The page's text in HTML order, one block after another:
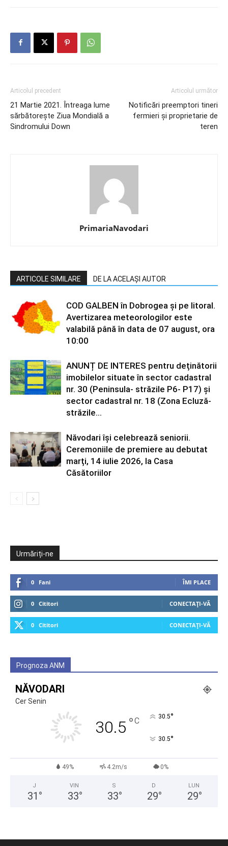
Articolul precedent
21 Martie 2021. Întreaga lume
sărbătorește Ziua Mondială a
Sindromului Down
Articolul următor
Notificări preemptori tineri
fermieri și proprietarie de
teren
PrimariaNavodari
ARTICOLE SIMILARE DE LA ACELAȘI AUTOR
COD GALBEN în Dobrogea și pe litoral.
Avertizarea meteorologilor este
valabilă până în data de 07 august, ora
10:00
ANUNȚ DE INTERES pentru deținătorii
imobilelor situate în sector cadastral
nr. 30 (Peninsula- străzile P6- P17) și
sector cadastral nr. 18 (Zona Ecluză-
străzile...
Năvodari își celebrează seniorii.
Ceremoniile de premiere au debutat
marți, 14 iulie 2026, la Casa
Căsătoriilor
Urmăriți-ne
0 Fani ÎMI PLACE
0 Cititori CONECTAȚI-VĂ
0 Cititori CONECTAȚI-VĂ
Prognoza ANM
NĂVODARI
Cer Senin
30.5 °C 30.5°
30.5°
49% 4.2m/s 0%
J
31 °
VIN
33°
S
33°
D
29°
LUN
29°